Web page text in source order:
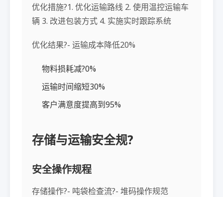
优化措施?1. 优化运输路线 2. 使用温控运输车
辆 3. 改进包装方式 4. 实施实时跟踪系统
优化结果?- 运输成本降低20%
物料损耗减?0%
运输时间缩短30%
客户满意度提高到95%
存储与运输安全规?
安全操作规程
存储操作?- 吨袋检查流?- 堆码操作规范